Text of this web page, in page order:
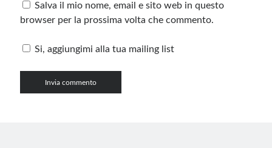
Salva il mio nome, email e sito web in questo
browser per la prossima volta che commento.
Si, aggiungimi alla tua mailing list